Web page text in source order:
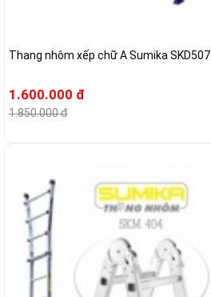
Thang nhôm xếp chữ A Sumika
1.600.000 đ
1.850.000 đ